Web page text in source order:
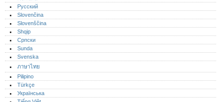
Русский
Slovenčina
Slovenščina
Shqip
Српски
Sunda
Svenska
ภาษาไทย
Pilipino
Türkçe
Українська